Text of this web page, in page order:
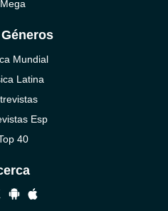
Mega
Mundial
Latina
Esp
40